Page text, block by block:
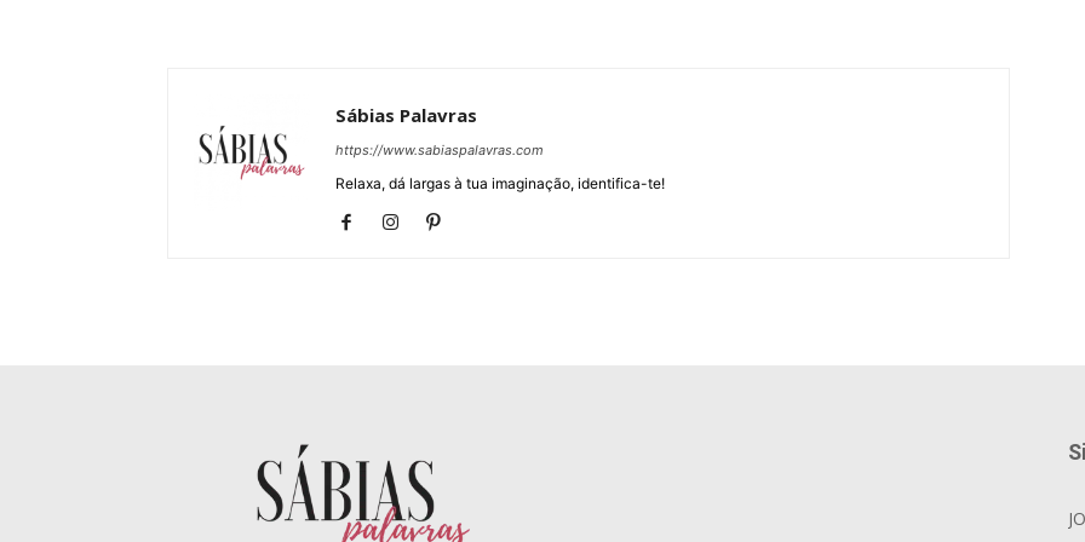
Sábias Palavras
https://www.sabiaspalavras.com
Relaxa, dá largas à tua imaginação, identifica-te!